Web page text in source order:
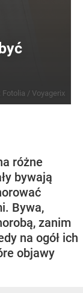
Fotolia / Voyagerix
różne
bywają
Bywa,
zanim
na ogół ich
objawy